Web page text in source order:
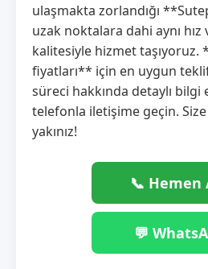
ulaşmakta zorlandığı
uzak noktalara dahi aynı hız
kalitesiyle hizmet taşıyoruz.
fiyatları** için en uygun
süreci hakkında detaylı
telefonla iletişime geçin.
yakınız!
📞 Hemen
💬